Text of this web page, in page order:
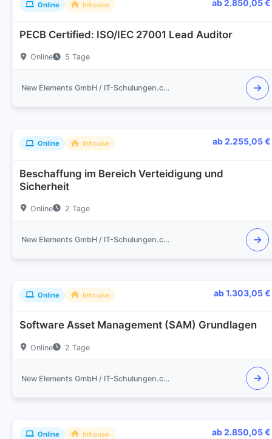
Online Inhouse ab 2.850,05 €
PECB Certified: ISO/IEC 27001 Lead Auditor
Online 5 Tage
New Elements GmbH / IT-Schulungen.com
Online Inhouse ab 2.255,05 €
Beschaffung im Bereich Verteidigung und
Sicherheit
Online 2 Tage
New Elements GmbH / IT-Schulungen.com
Online Inhouse ab 1.303,05 €
Software Asset Management (SAM) Grundlagen
Online 2 Tage
New Elements GmbH / IT-Schulungen.com
Online Inhouse ab 2.850,05 €